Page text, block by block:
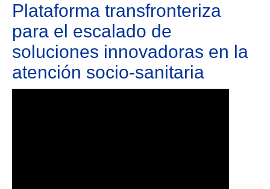
Plataforma transfronteriza
para el escalado de
soluciones innovadoras en la
atención socio-sanitaria